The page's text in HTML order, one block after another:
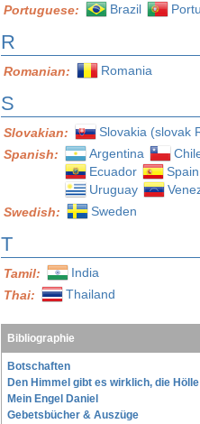
Portuguese:
Brazil
R
Romanian: Romania
S
Slovakian:
Slovakia (slovak
Spanish:
Argentina
Ecuador
Spain
Uruguay
Swedish:
Sweden
T
Tamil:
India
Thai:
Thailand
Bibliographie
Botschaften
Den Himmel gibt es wirklich, die
Mein Engel Daniel
Gebetsbücher & Auszüge